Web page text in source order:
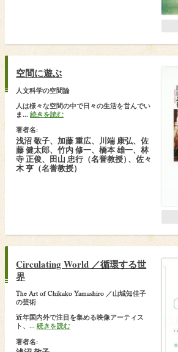
空間に遊ぶ
人文科学の空間論
人は様々な空間の中で日々の生活を営んでい
ま...続きを読む
著者名:
浅沼 敬子、加藤 重広、川端 康弘、佐
藤 健太郎、竹内 修一、橋本 雄一、林
寺 正俊、田山 忠行（名誉教授） 、佐々
木 亨（名誉教授）
Circulating World ／循環する世
界
The Art of Chikako Yamashiro ／山城知佳子
の芸術
近年国内外で注目を集める映像アーティス
ト、...続きを読む
著者名: